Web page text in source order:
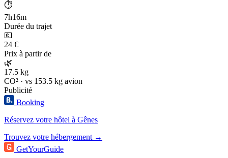
⏱️
7h16m
Durée du trajet
💶
24 €
Prix à partir de
🌿
17.5 kg
CO² · vs 153.5 kg avion
Publicité
Booking
Réservez votre hôtel à Gênes
Trouvez votre hébergement →
GetYourGuide